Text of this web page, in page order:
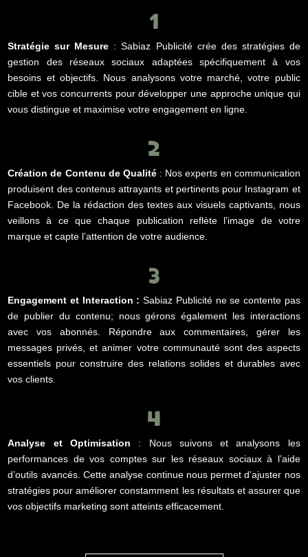
1
Stratégie sur Mesure : Sabiaz Publicité crée des stratégies de
gestion des réseaux sociaux adaptées spécifiquement à vos
besoins et objectifs. Nous analysons votre marché, votre public
cible et vos concurrents pour développer une approche unique qui
vous distingue et maximise votre engagement en ligne.
2
Création de Contenu de Qualité: Nos experts en communication
produisent des contenus attrayants et pertinents pour Instagram et
Facebook. De la rédaction des textes aux visuels captivants, nous
veillons à ce que chaque publication reflète l’image de votre
marque et capte l’attention de votre audience.
3
Engagement et Interaction :Sabiaz Publicité ne se contente pas
de publier du contenu; nous gérons également les interactions
avec vos abonnés. Répondre aux commentaires, gérer les
messages privés, et animer votre communauté sont des aspects
essentiels pour construire des relations solides et durables avec
vos clients.
4
Analyse et Optimisation : Nous suivons et analysons les
performances de vos comptes sur les réseaux sociaux à l’aide
d’outils avancés. Cette analyse continue nous permet d’ajuster nos
stratégies pour améliorer constamment les résultats et assurer que
vos objectifs marketing sont atteints efficacement.